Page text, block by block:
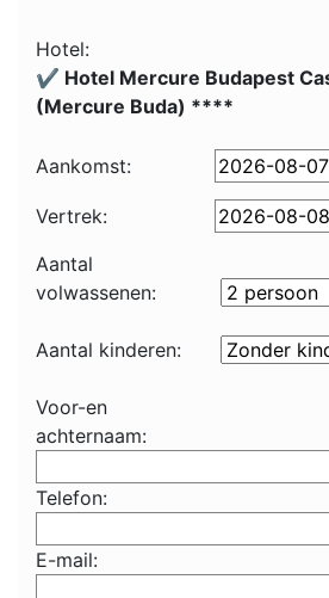
Hotel:
✔️ Hotel Mercure Budapest
(Mercure Buda) ****
Aankomst:
Vertrek:
Aantal
volwassenen:
Aantal kinderen:
Voor-en
achternaam:
Telefon:
E-mail: